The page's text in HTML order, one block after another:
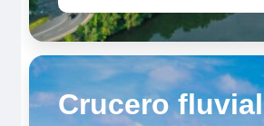
Crucero fluvial